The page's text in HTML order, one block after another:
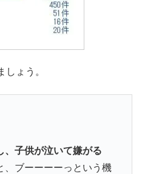
ょう。
、子供が泣いて嫌がる
、ブーーーーっという機